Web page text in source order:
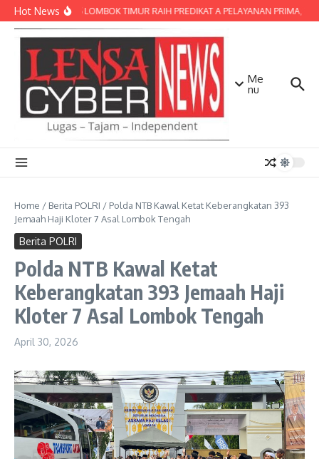
Lewati ke konten
Hot NewsPOLRES LOMBOK TIMUR RAIH PREDIKAT A PELAYANAN PRIMA,
Me
nu
Home / Berita POLRI / Polda NTB Kawal Ketat Keberangkatan 393
Jemaah Haji Kloter 7 Asal Lombok Tengah
Berita POLRI
Polda NTB Kawal Ketat
Keberangkatan 393 Jemaah Haji
Kloter 7 Asal Lombok Tengah
April 30, 2026